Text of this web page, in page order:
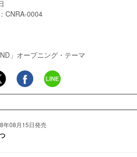
CNRA-0004
」オープニング・テーマ
年08月15日発売